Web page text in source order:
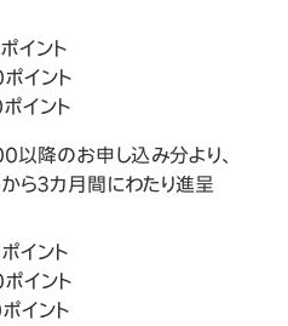
イント
イント
イント
降のお申し込み分より、
ら3カ月間にわたり進呈
イント
イント
イント